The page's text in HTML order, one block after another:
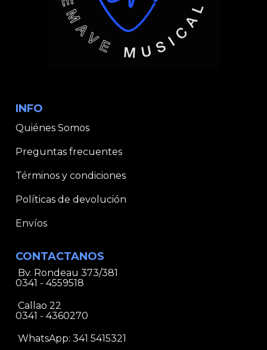
INFO
Quiénes Somos
Preguntas frecuentes
Términos y condiciones
Políticas de devolución
Envíos
CONTACTANOS
Bv. Rondeau 373/381
0341 - 4559518
Callao 22
0341 - 4360270
WhatsApp: 341 5415321